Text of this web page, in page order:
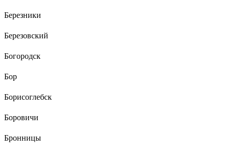
Березники
Березовский
Богородск
Бор
Борисоглебск
Боровичи
Бронницы